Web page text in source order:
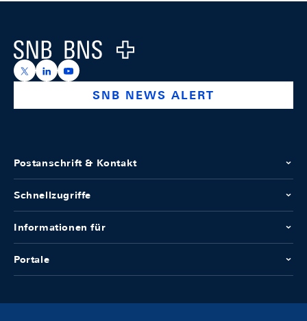
Logo
https://x.com/snb_bns
https://ch.linkedin.com/company/swiss-national-
https://www.youtube.com/@swissnationalbank
SNB NEWS ALERT
Postanschrift & Kontakt
Schnellzugriffe
Informationen für
Portale